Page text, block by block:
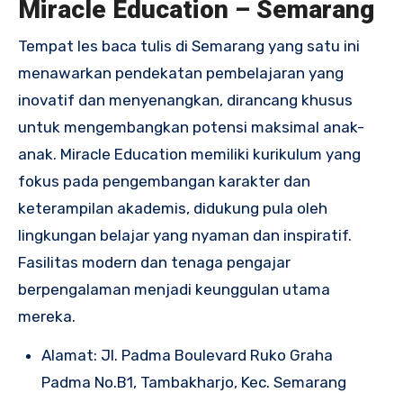
Miracle Education – Semarang
Tempat les baca tulis di Semarang yang satu ini
menawarkan pendekatan pembelajaran yang
inovatif dan menyenangkan, dirancang khusus
untuk mengembangkan potensi maksimal anak-
anak. Miracle Education memiliki kurikulum yang
fokus pada pengembangan karakter dan
keterampilan akademis, didukung pula oleh
lingkungan belajar yang nyaman dan inspiratif.
Fasilitas modern dan tenaga pengajar
berpengalaman menjadi keunggulan utama
mereka.
Alamat: Jl. Padma Boulevard Ruko Graha
Padma No.B1, Tambakharjo, Kec. Semarang